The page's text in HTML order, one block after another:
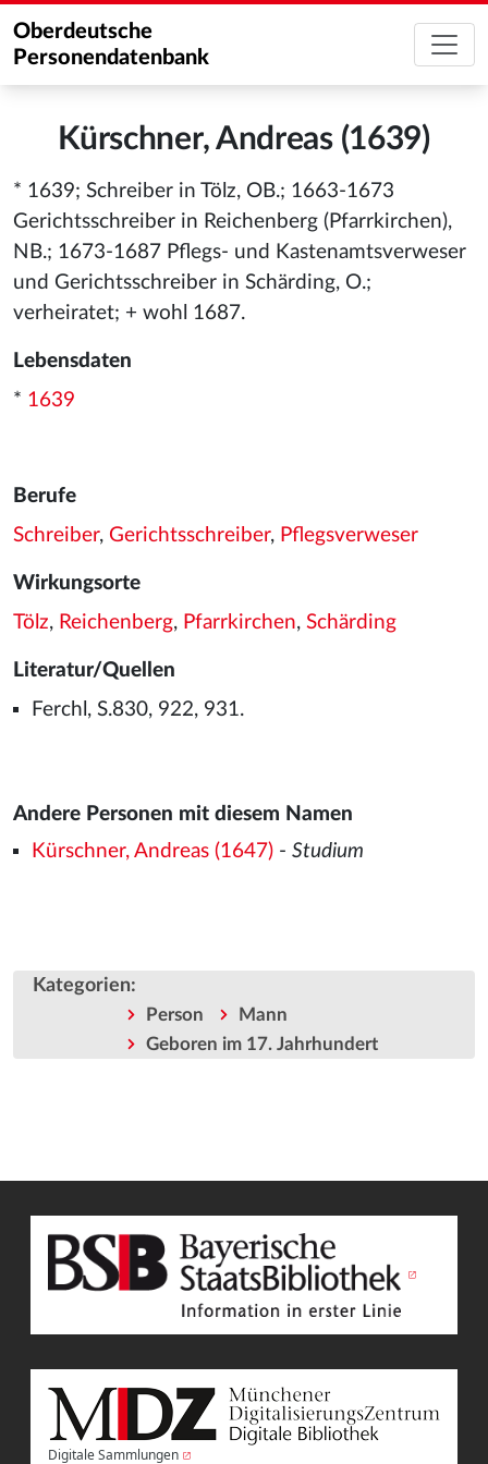
Oberdeutsche
Personendatenbank
Kürschner, Andreas (1639)
* 1639; Schreiber in Tölz, OB.; 1663-1673
Gerichtsschreiber in Reichenberg (Pfarrkirchen),
NB.; 1673-1687 Pflegs- und Kastenamtsverweser
und Gerichtsschreiber in Schärding, O.;
verheiratet; + wohl 1687.
Lebensdaten
* 1639
Berufe
Schreiber, Gerichtsschreiber, Pflegsverweser
Wirkungsorte
Tölz, Reichenberg, Pfarrkirchen, Schärding
Literatur/Quellen
Ferchl, S.830, 922, 931.
Andere Personen mit diesem Namen
Kürschner, Andreas (1647)- Studium
Kategorien:
Person
Mann
Geboren im 17. Jahrhundert
Digitale Sammlungen